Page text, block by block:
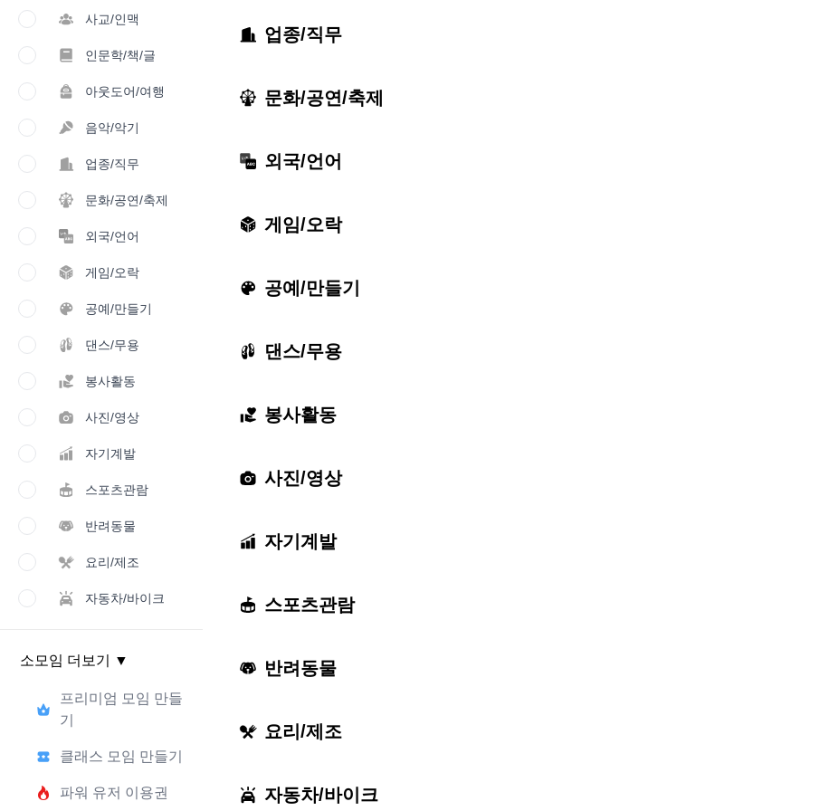
사교/인맥
인문학/책/글
아웃도어/여행
음악/악기
업종/직무
문화/공연/축제
외국/언어
게임/오락
공예/만들기
댄스/무용
봉사활동
사진/영상
자기계발
스포츠관람
반려동물
요리/제조
자동차/바이크
소모임 더보기 ▼
프리미엄 모임 만들
기
클래스 모임 만들기
파워 유저 이용권
업종/직무
문화/공연/축제
외국/언어
게임/오락
공예/만들기
댄스/무용
봉사활동
사진/영상
자기계발
스포츠관람
반려동물
요리/제조
자동차/바이크